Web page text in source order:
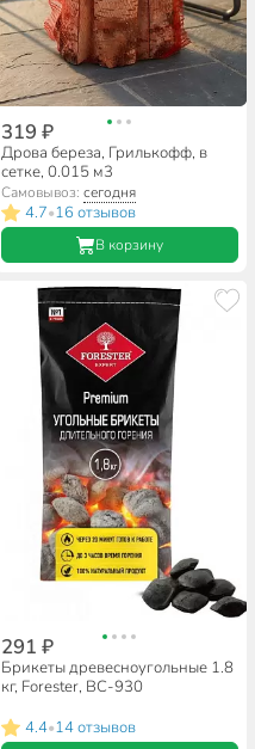
319 ₽
Дрова береза, Грилькофф, в
сетке, 0.015 м3
Самовывоз: сегодня
4.7•16 отзывов
В корзину
291 ₽
Брикеты древесноугольные 1.8
кг, Forester, BC-930
4.4•14 отзывов